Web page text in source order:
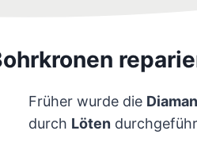
Früher wurde die
durch Löten